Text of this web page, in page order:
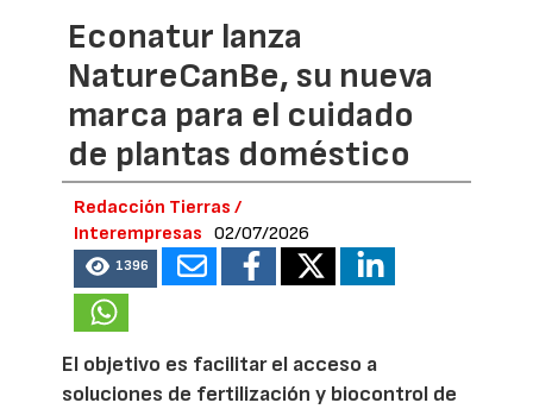
Econatur lanza
NatureCanBe, su nueva
marca para el cuidado
de plantas doméstico
Redacción Tierras /
Interempresas
02/07/2026
1396
El objetivo es facilitar el acceso a
soluciones de fertilización y biocontrol de